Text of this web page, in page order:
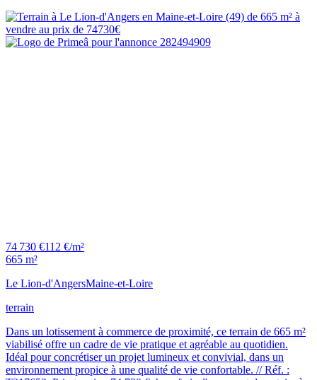
74 730 €112 €/m²
665 m²
Le Lion-d'AngersMaine-et-Loire
terrain
Dans un lotissement à commerce de proximité, ce terrain de 665 m²
viabilisé offre un cadre de vie pratique et agréable au quotidien.
Idéal pour concrétiser un projet lumineux et convivial, dans un
environnement propice à une qualité de vie confortable. // Réf. :